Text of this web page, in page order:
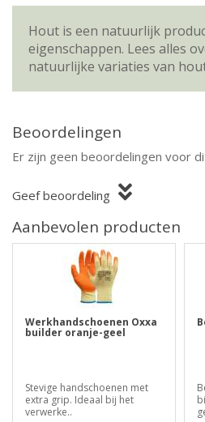
Hout is een natuurlijk
eigenschappen. Lees alles
natuurlijke variaties van
Beoordelingen
Er zijn geen beoordelingen voor
Geef beoordeling
Aanbevolen producten
Werkhandschoenen Oxxa
builder oranje-geel
Stevige handschoenen met
extra grip. Ideaal bij het
verwerke..